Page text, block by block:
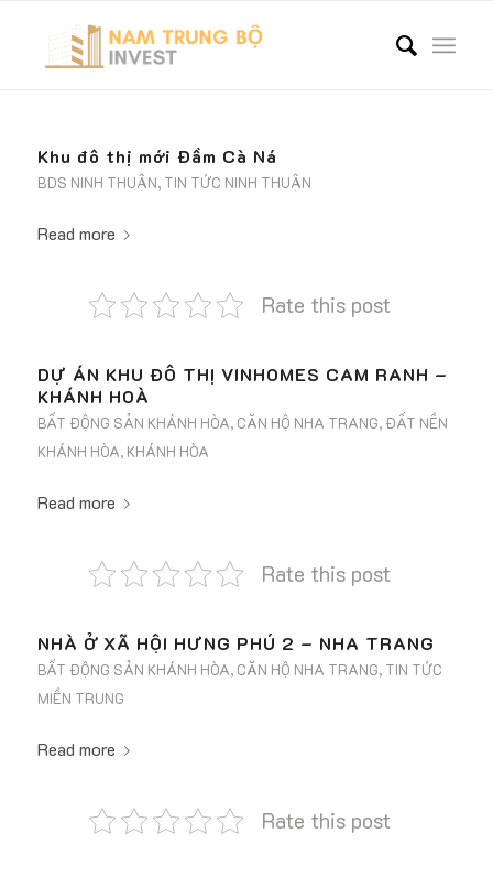
Khu đô thị mới Đầm Cà Ná
BDS NINH THUẬN, TIN TỨC NINH THUẬN
Read more
Rate this post
DỰ ÁN KHU ĐÔ THỊ VINHOMES CAM RANH –
KHÁNH HOÀ
BẤT ĐỘNG SẢN KHÁNH HÒA, CĂN HỘ NHA TRANG, ĐẤT NỀN
KHÁNH HÒA, KHÁNH HÒA
Read more
Rate this post
NHÀ Ở XÃ HỘI HƯNG PHÚ 2 – NHA TRANG
BẤT ĐỘNG SẢN KHÁNH HÒA, CĂN HỘ NHA TRANG, TIN TỨC
MIỀN TRUNG
Read more
Rate this post